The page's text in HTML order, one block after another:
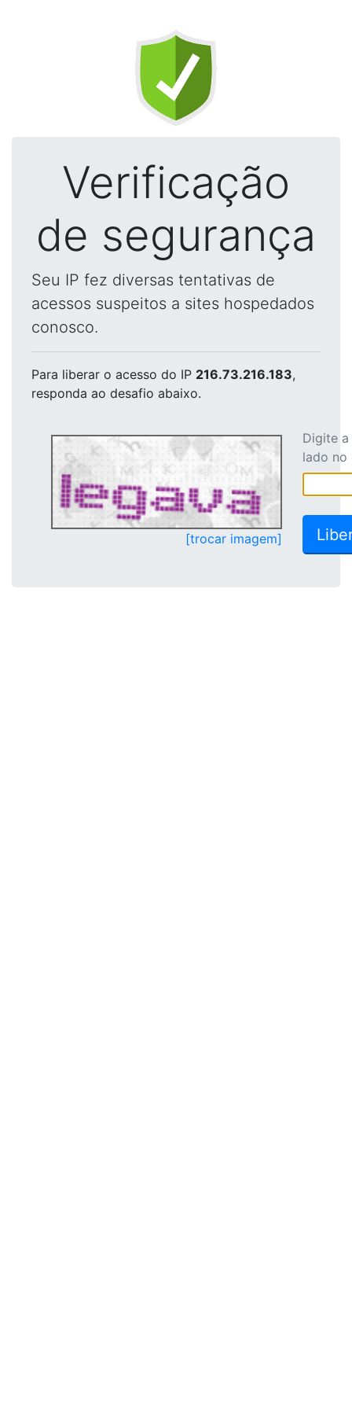
Verificação
de segurança
Seu IP fez diversas tentativas de
acessos suspeitos a sites hospedados
conosco.
Para liberar o acesso do IP 216.73.216.183,
responda ao desafio abaixo.
[trocar imagem]
Digite
lado no